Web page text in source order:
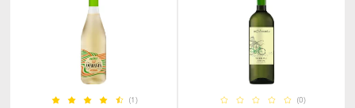
(1) (0)